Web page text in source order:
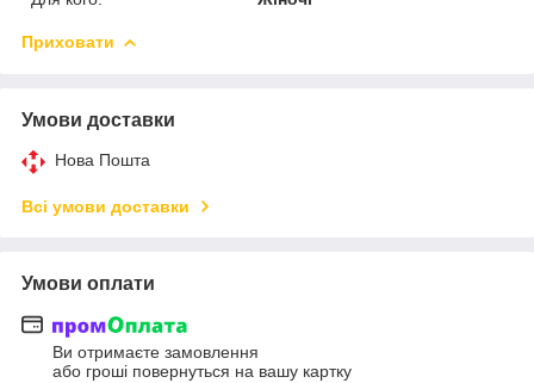
Приховати
Умови доставки
Нова Пошта
Всі умови доставки
Умови оплати
Ви отримаєте замовлення
або гроші повернуться на вашу картку